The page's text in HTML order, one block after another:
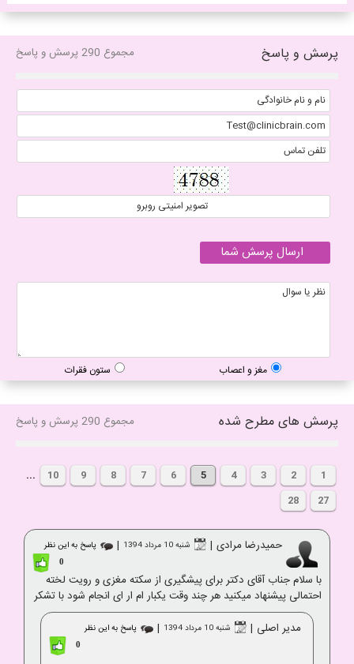
پرسش و پاسخ مجموع 290 پرسش و پاسخ
مغز و اعصاب ستون فقرات
پرسش های مطرح شده مجموع 290 پرسش و پاسخ
1
2
3
4
5
6
7
8
9
10
...
27
28
حمیدرضا مرادی | شنبه 10 مرداد 1394 | پاسخ به این نظر
0
با سلام جناب آقای دکتر برای پیشگیری از سکته مغزی و رویت لخته
احتمالی پیشنهاد میکنید هر چند وقت یکبار ام ار ای انجام شود با تشکر
مدیر اصلی | شنبه 10 مرداد 1394 | پاسخ به این نظر
0